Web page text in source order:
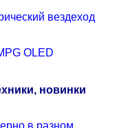
вездеход
OLED
новинки
в разном